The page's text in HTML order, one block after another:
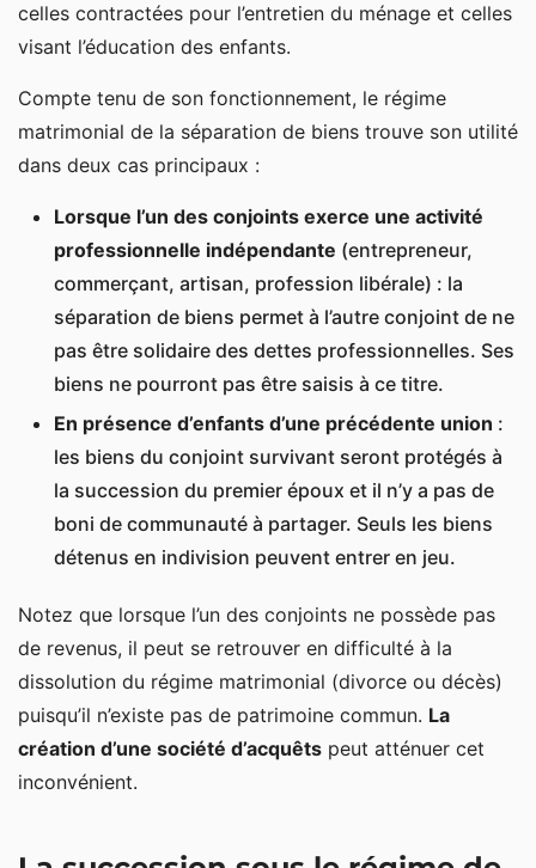
celles contractées pour l’entretien du ménage et celles
visant l’éducation des enfants.
Compte tenu de son fonctionnement, le régime
matrimonial de la séparation de biens trouve son utilité
dans deux cas principaux :
Lorsque l’un des conjoints exerce une activité
professionnelle indépendante (entrepreneur,
commerçant, artisan, profession libérale) : la
séparation de biens permet à l’autre conjoint de ne
pas être solidaire des dettes professionnelles. Ses
biens ne pourront pas être saisis à ce titre.
En présence d’enfants d’une précédente union :
les biens du conjoint survivant seront protégés à
la succession du premier époux et il n’y a pas de
boni de communauté à partager. Seuls les biens
détenus en indivision peuvent entrer en jeu.
Notez que lorsque l’un des conjoints ne possède pas
de revenus, il peut se retrouver en difficulté à la
dissolution du régime matrimonial (divorce ou décès)
puisqu’il n’existe pas de patrimoine commun. La
création d’une société d’acquêts peut atténuer cet
inconvénient.